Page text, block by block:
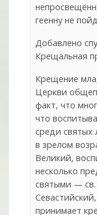
геенну не
Добавлено
Крещальная
Крещение
Церкви
факт, что
что
среди
в зрелом
Великий,
несколько
святыми —
принимает